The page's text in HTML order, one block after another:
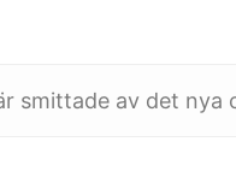
smittade av det nya